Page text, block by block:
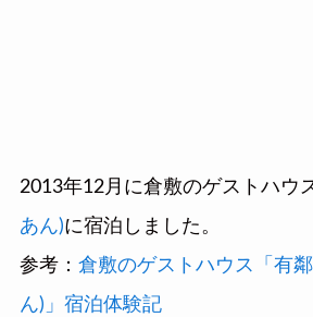
2013年12月に倉敷のゲストハウ
あん)に宿泊しました。
参考： 倉敷のゲストハウス「有
ん)」宿泊体験記